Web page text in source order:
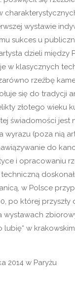
wystawie
sukces u
dzieli między
w klasycznych
rzeźbę
się do tradycji
złotego wieku
świadomości jest
wyrazu (poza nią
do
i opracowaniu
w Polsce
po której
wystawach
lubię“ w
2014 w Paryżu